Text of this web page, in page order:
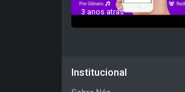
3 anos atrás
Institucional